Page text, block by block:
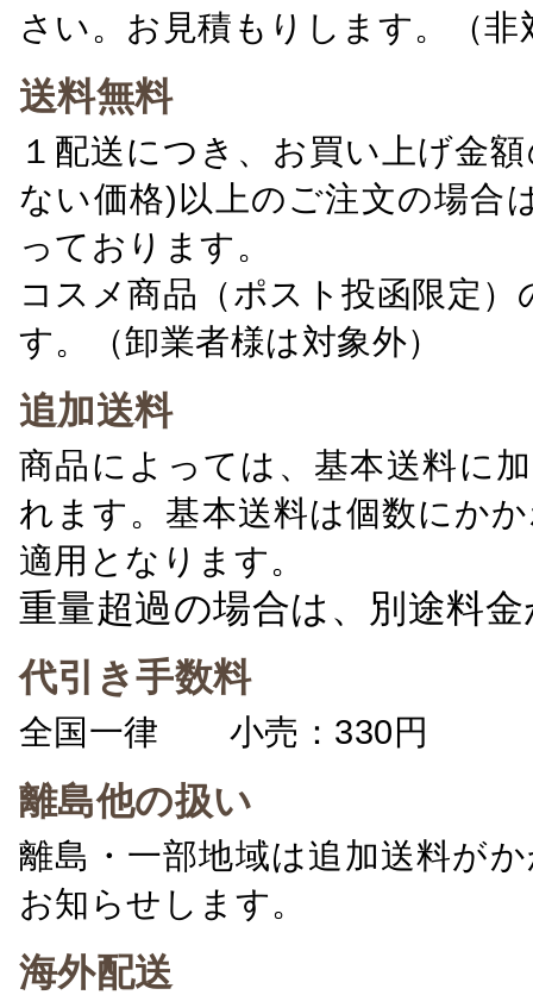
さい。お見積もりします。（非
送料無料
１配送につき、お買い上げ金
ない価格)以上のご注文の場合
っております。
コスメ商品（ポスト投函限定
す。（卸業者様は対象外）
追加送料
商品によっては、基本送料に
れます。基本送料は個数にか
適用となります。
重量超過の場合は、別途料
代引き手数料
全国一律 小売：330円 卸
離島他の扱い
離島・一部地域は追加送料が
お知らせします。
海外配送